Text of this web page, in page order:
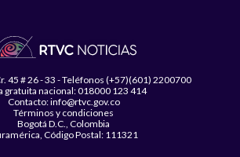
45 # 26 - 33 - Teléfonos (+57)(601) 2200700
gratuita nacional: 018000 123 414
Contacto: info@rtvc.gov.co
Términos y condiciones
Bogotá D.C., Colombia
Código Postal: 111321